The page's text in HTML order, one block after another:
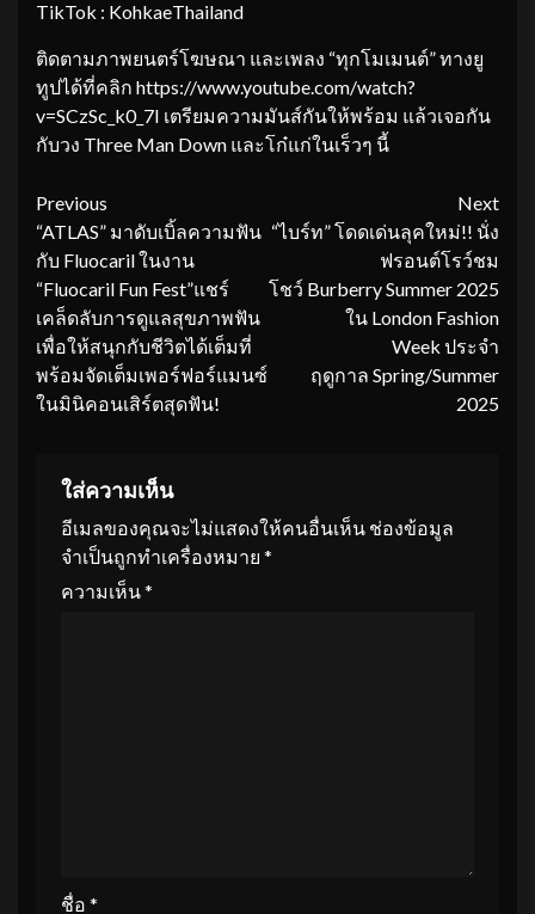
TikTok : KohkaeThailand
ติดตามภาพยนตร์โฆษณา และเพลง “ทุกโมเมนต์” ทางยู
ทูปได้ที่คลิก https://www.youtube.com/watch?
v=SCzSc_k0_7I เตรียมความมันส์กันให้พร้อม แล้วเจอกัน
กับวง Three Man Down และโก๋แก่ในเร็วๆ นี้
Continue
Reading
Previous
“ATLAS” มาดับเบิ้ลความฟัน
กับ Fluocaril ในงาน
“Fluocaril Fun Fest”แชร์
เคล็ดลับการดูแลสุขภาพฟัน
เพื่อให้สนุกกับชีวิตได้เต็มที่
พร้อมจัดเต็มเพอร์ฟอร์แมนซ์
ในมินิคอนเสิร์ตสุดฟัน!
Next
“ไบร์ท” โดดเด่นลุคใหม่!! นั่ง
ฟรอนต์โรว์ชม
โชว์ Burberry Summer 2025
ใน London Fashion
Week ประจำ
ฤดูกาล Spring/Summer
2025
ใส่ความเห็น
อีเมลของคุณจะไม่แสดงให้คนอื่นเห็น ช่องข้อมูล
จำเป็นถูกทำเครื่องหมาย *
ความเห็น*
ชื่อ *